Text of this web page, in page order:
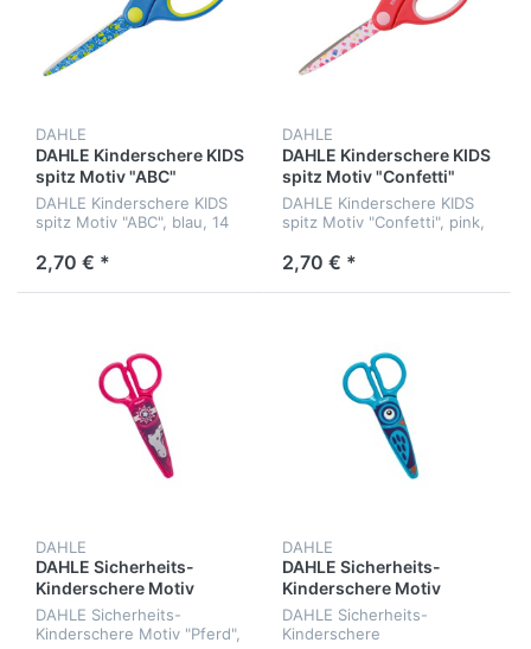
DAHLE
DAHLE Kinderschere KIDS
spitz Motiv "ABC"
DAHLE Kinderschere KIDS
spitz Motiv "ABC", blau, 14
2,70 € *
DAHLE
DAHLE Kinderschere KIDS
spitz Motiv "Confetti"
DAHLE Kinderschere KIDS
spitz Motiv "Confetti", pink,
2,70 € *
DAHLE
DAHLE Sicherheits-
Kinderschere Motiv
"Pferd"
DAHLE Sicherheits-
Kinderschere Motiv "Pferd",
DAHLE
DAHLE Sicherheits-
Kinderschere Motiv
"Eule"
DAHLE Sicherheits-
Kinderschere